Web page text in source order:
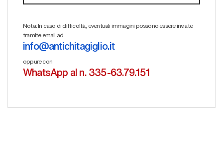
Nota: In caso di difficoltà, eventuali immagini possono essere inviate
tramite email ad
info@antichitagiglio.it
oppure con
WhatsApp al n. 335-63.79.151